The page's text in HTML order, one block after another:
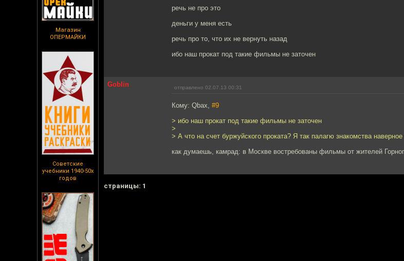
Магазин
ОПЕРМАЙКИ
Советские
учебники 1940-50х
годов
речь не про это
деньги у меня есть
речь про то, что их не вернуть назад
ибо наш прокат под такие фильмы не заточен
Goblin отправлено 02.07.13 00:31
Кому: Qbax, #9
> ибо наш прокат под такие фильмы не заточен
>
> А что на счет буржуйского проката? Я так палагю знакомства
как думаешь, камрад: в Москве востребованы фильмы от жителей
cтраницы: 1